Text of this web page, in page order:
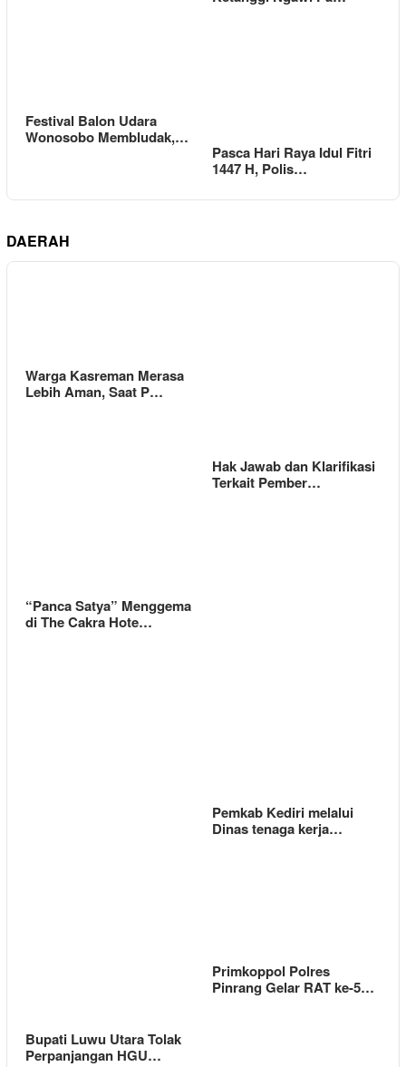
Festival Balon Udara
Wonosobo Membludak,…
Pasca Hari Raya Idul Fitri
1447 H, Polis…
DAERAH
Warga Kasreman Merasa
Lebih Aman, Saat P…
Hak Jawab dan Klarifikasi
Terkait Pember…
“Panca Satya” Menggema
di The Cakra Hote…
Pemkab Kediri melalui
Dinas tenaga kerja…
Bupati Luwu Utara Tolak
Perpanjangan HGU…
Primkoppol Polres
Pinrang Gelar RAT ke-5…